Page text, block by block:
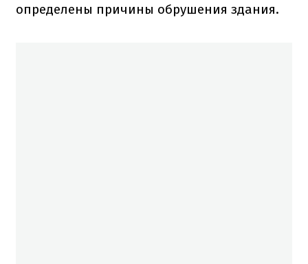
определены причины обрушения здания.